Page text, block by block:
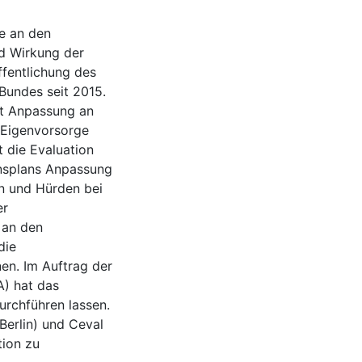
an den
Wirkung der
des
seit 2015.
Anpassung an
die Evaluation
Anpassung
und Hürden bei
den
Im Auftrag der
hat das
lassen.
und Ceval
zu